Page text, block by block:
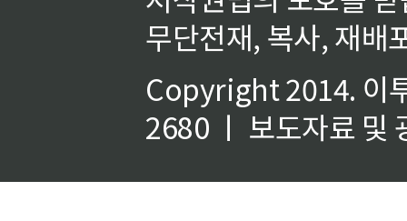
무단전재, 복사, 재배
Copyright 2014. 이
2680 ㅣ 보도자료